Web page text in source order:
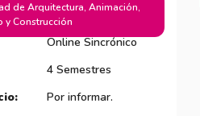
de Arquitectura, Animación,
y Construcción
Online Sincrónico
4 Semestres
Por informar.